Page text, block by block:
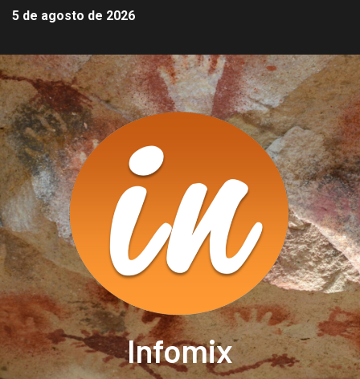
5 de agosto de 2026
Infomix